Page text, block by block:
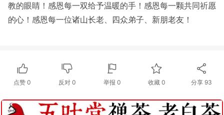
教的眼睛！感恩每一双给予温暖的手！感恩每一颗共同祈愿
的心！感恩每一位诸山长老、四众弟子、新朋老友！
点赞0 反对 0 举报 0 收藏 0 分享93